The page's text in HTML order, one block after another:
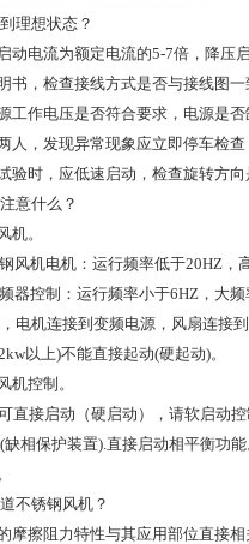
理想状态？
动电流为额定电流的5-7倍，降压
书，检查接线方式是否与接线图一
工作电压是否符合要求，电源是
人，发现异常现象应立即停车检查
验时，应低速启动，检查旋转方
意什么？
机。
风机电机：运行频率低于20HZ，
器控制：运行频率小于6HZ，大
电机连接到变频电源，风扇连接
以上)不能直接起动(硬起动)。
机控制。
直接启动（硬启动），请软启动控
相保护装置).直接启动相平衡功能
不锈钢风机？
摩擦阻力特性与其应用部位直接